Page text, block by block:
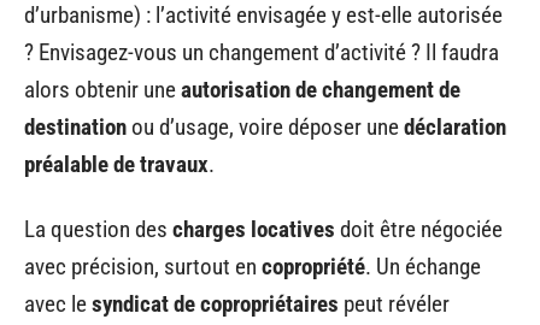
d’urbanisme) : l’activité envisagée y est-elle autorisée
? Envisagez-vous un changement d’activité ? Il faudra
alors obtenir uneautorisation de changement de
destination ou d’usage, voire déposer unedéclaration
préalable de travaux.
La question des charges locatives doit être négociée
avec précision, surtout en copropriété. Un échange
avec lesyndicat de copropriétaires peut révéler